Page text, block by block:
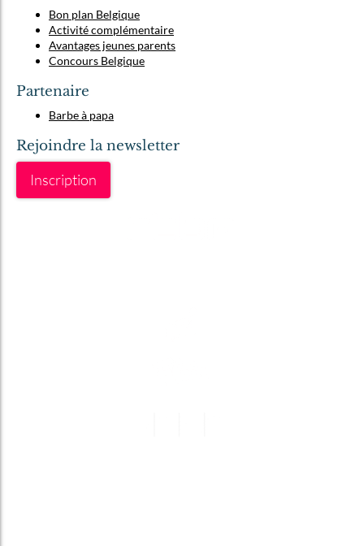
Bon plan Belgique
Activité complémentaire
Avantages jeunes parents
Concours Belgique
Partenaire
Barbe à papa
Rejoindre la newsletter
Inscription